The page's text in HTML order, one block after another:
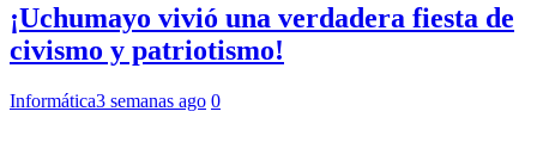
¡Uchumayo vivió una verdadera fiesta de
civismo y patriotismo!
Informática3 semanas ago 0